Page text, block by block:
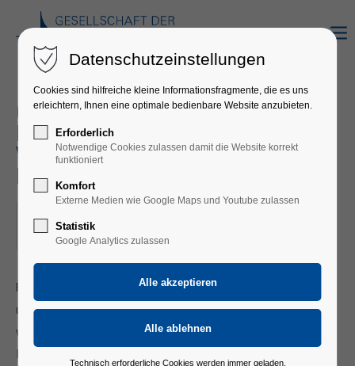
OPER AUFSTIEG UND FALL DER STADT
MAHAGONNY
VON KURT WEILL UND BERT BRECHT
IM STAATSTHEATER STUTTGART
ORT: STUTTGART
Für die Fahrten nach Stuttgart entwickeln alle Opernfreundinnen
und -freunde regelrecht Routine. Und so hatten wir dieses Mal
vor dem Einlass ins Opernhaus sogar noch etwas Zeit,
Datenschutzeinstellungen
Cookies sind hilfreiche kleine Informationsfragmente, die es uns
erleichtern, Ihnen eine optimale bedienbare Website anzubieten.
Erforderlich
Notwendige Cookies zulassen damit die Website korrekt
funktioniert
Komfort
Externe Medien wie Google Maps und Youtube zulassen
Statistik
Google Analytics zulassen
Technisch erforderliche Cookies werden immer geladen.